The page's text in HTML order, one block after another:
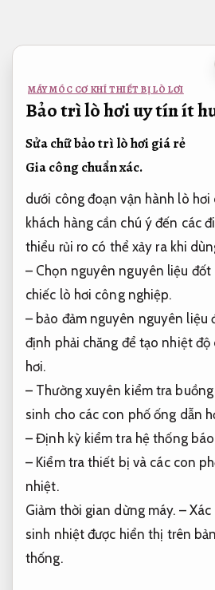
dungMÁY MÓC CƠ KHÍ THIẾT BỊ LÒ LƠI
Bảo trì lò hơi uy tín ít
Sửa chữ bảo trì lò hơi giá rẻ
Gia công chuẩn xác.
dưới công đoạn vận hành lò
khách hàng cần chú ý đến các
thiểu rủi ro có thể xảy ra khi
– Chọn nguyên nguyên liệu
chiếc lò hơi công nghiệp.
– bảo đảm nguyên nguyên liệu
định phải chăng để tạo nhiệt
hơi.
– Thường xuyên kiểm tra
sinh cho các con phố ống dẫn
– Định kỳ kiểm tra hệ thống
– Kiểm tra thiết bị và các con
nhiệt.
Giảm thời gian dừng máy. –
sinh nhiệt được hiển thị trên
thống.